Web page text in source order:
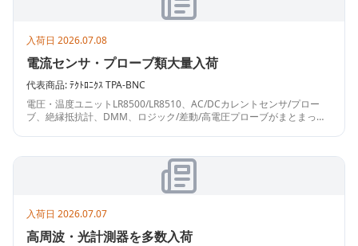
入荷日 2026.07.08
電流センサ・プローブ類大量入荷
代表商品:ﾃｸﾄﾛﾆｸｽTPA-BNC
電圧・温度ユニットLR8500/LR8510、AC/DCカレントセンサ/プロー
ブ、絶縁抵抗計、DMM、ロジック/差動/高電圧プローブがまとまって
入荷日 2026.07.07
高周波・光計測器を多数入荷